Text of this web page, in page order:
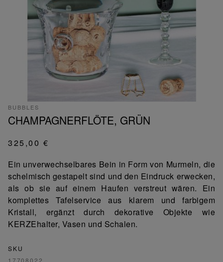
BUBBLES
CHAMPAGNERFLÖTE, GRÜN
325,00 €
Ein unverwechselbares Bein in Form von Murmeln, die
schelmisch gestapelt sind und den Eindruck erwecken,
als ob sie auf einem Haufen verstreut wären. Ein
komplettes Tafelservice aus klarem und farbigem
Kristall, ergänzt durch dekorative Objekte wie
KERZEhalter, Vasen und Schalen.
SKU
17708022